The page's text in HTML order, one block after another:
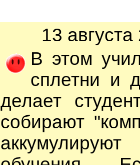
13
В этом
сплетни и
делает
собирают